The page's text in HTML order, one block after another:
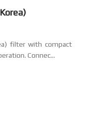
filter with compact
Connec...